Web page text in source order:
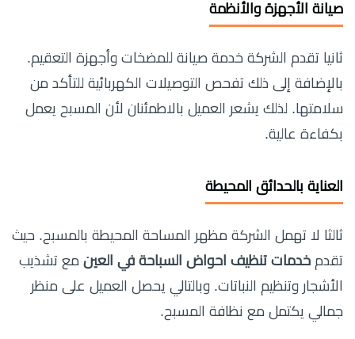
صيانة الأجهزة والأنظمة
ثانيا تقدم الشركة خدمة صيانة للمضخات وأجهزة التعقيم.
بالإضافة إلى ذلك تفحص التوصيلات الكهربائية للتأكد من
سلامتها. لذلك يشعر العميل بالاطمئنان لأن المسبح يعمل
بكفاءة عالية.
العناية بالحدائق المحيطة
ثالثا لا تهمل الشركة مظهر المساحة المحيطة بالمسبح. حيث
تقدم خدمات تنظيف احواض السباحة في العين مع تشذيب
الأشجار وتنظيم النباتات. وبالتالي يحصل العميل على منظر
جمالي يكتمل مع نظافة المسبح.